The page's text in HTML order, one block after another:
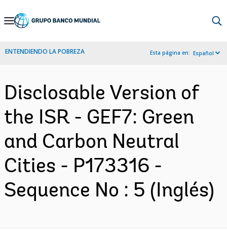
Skip
Navigation
ENTENDIENDO LA POBREZA Esta página en: Español
Disclosable Version of
the ISR - GEF7: Green
and Carbon Neutral
Cities - P173316 -
Sequence No : 5 (Inglés)